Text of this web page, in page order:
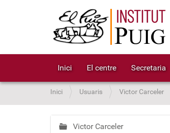
Inici El centre Secretaria
S
o
u
Inici Usuaris Victor Carceler
N
Victor Carceler